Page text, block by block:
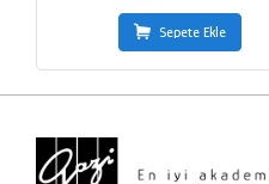
Sepete Ekle